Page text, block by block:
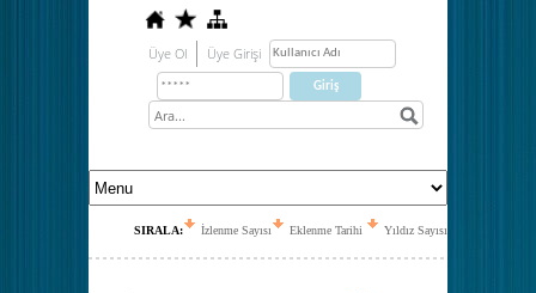
Üye Ol Üye Girişi
SIRALA: İzlenme Sayısı Eklenme Tarihi Yıldız Sayısı